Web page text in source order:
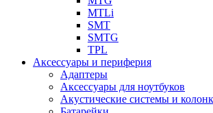
MTLi
SMT
SMTG
TPL
Аксессуары и периферия
Адаптеры
Аксессуары для ноутбуков
Акустические системы и